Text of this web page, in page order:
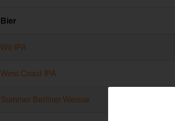
Bier
Wit IPA
West Coast IPA
Summer Berliner Weisse